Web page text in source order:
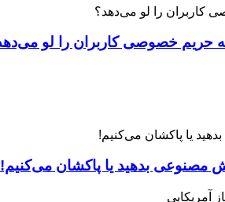
مصنوعی بدهید یا پاکشان می‌کنیم!